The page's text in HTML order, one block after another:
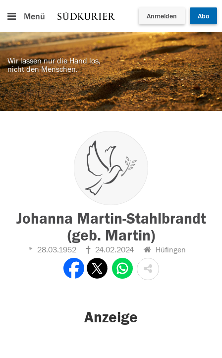
Menü Anmelden Abo
Wir lassen nur die Hand los,
nicht den Menschen.
Johanna Martin-Stahlbrandt
(geb. Martin)
28.03.1952 24.02.2024 Hüfingen
Anzeige